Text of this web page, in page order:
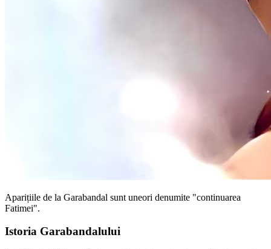
Aparițiile de la Garabandal sunt uneori denumite "continuarea
Fatimei".
Istoria Garabandalului